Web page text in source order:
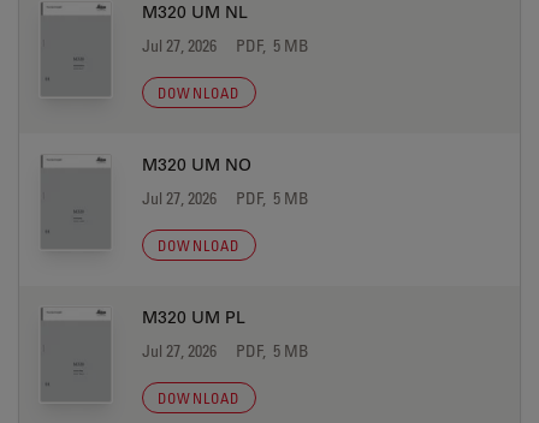
M320 UM NL
Jul 27, 2026 PDF, 5 MB
DOWNLOAD
M320 UM NO
Jul 27, 2026 PDF, 5 MB
DOWNLOAD
M320 UM PL
Jul 27, 2026 PDF, 5 MB
DOWNLOAD